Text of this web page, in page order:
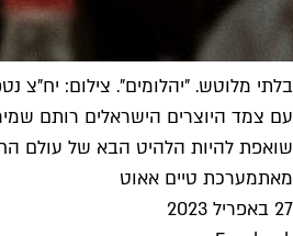
בלתי מלוטש. "יהלומים". צילום: יח"צ
עם צמד היוצרים הישראלים רותם
שואפת להיות הלהיט הבא של עולם
מאתמערכת טיים אאוט
27 באפריל 2023